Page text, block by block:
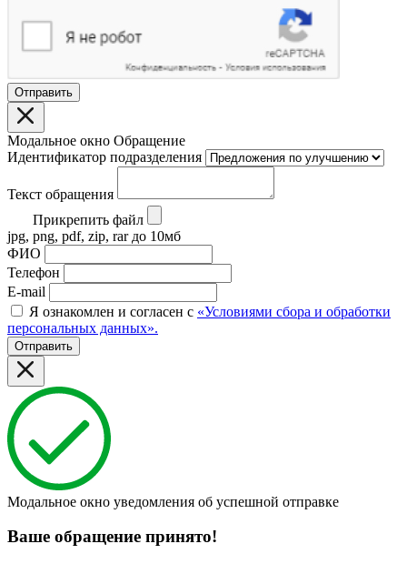
Отправить
Модальное окно Обращение
Идентификатор подразделения
Текст обращения
Прикрепить файл
jpg, png, pdf, zip, rar до 10мб
ФИО
Телефон
E-mail
Я ознакомлен и согласен с «Условиями сбора и обработки
персональных данных».
Отправить
Модальное окно уведомления об успешной отправке
Ваше обращение принято!